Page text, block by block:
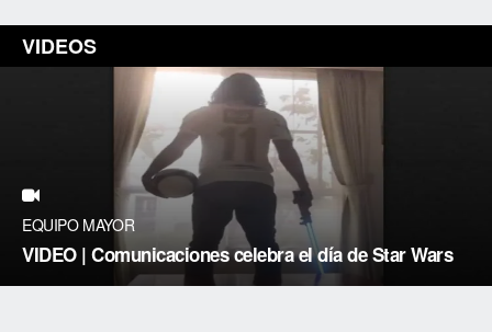
VIDEOS
EQUIPO MAYOR
VIDEO | Comunicaciones celebra el día de Star Wars